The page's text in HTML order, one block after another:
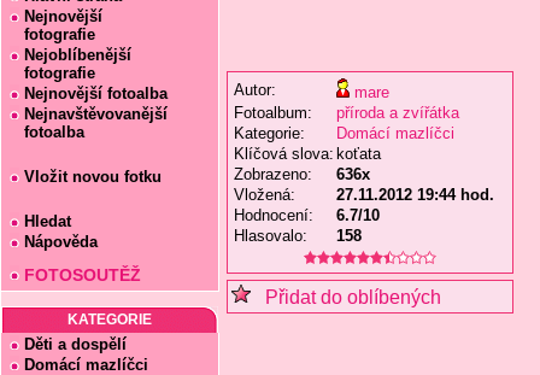
Nejnovější
fotografie
Nejoblíbenější
fotografie
Nejnovější fotoalba
Nejnavštěvovanější
fotoalba
Vložit novou fotku
Hledat
Nápověda
FOTOSOUTĚŽ
KATEGORIE
Děti a dospělí
Domácí mazlíčci
Autor:
mare
Fotoalbum:
příroda a zvířátka
Kategorie:
Domácí mazlíčci
Klíčová slova: koťata
Zobrazeno:
636x
Vložená:
27.11.2012 19:44 hod.
Hodnocení:
6.7/10
Hlasovalo:
158
Přidat do oblíbených